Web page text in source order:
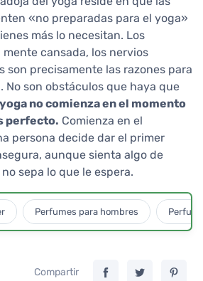
«no preparadas para el yoga»
más lo necesitan. Los
cansada, los nervios
son precisamente las razones para
No son obstáculos que haya que
no comienza en el momento
perfecto. Comienza en el
persona decide dar el primer
aunque sienta algo de
sepa lo que le espera.
Perfumes para hombres
Compartir